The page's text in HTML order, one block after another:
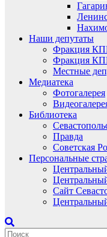
Наши депутаты
Фракция
Фракция
Местные
Медиатека
Фотогалерея
Библиотека
Правда
Советская
Персональные
Сайт